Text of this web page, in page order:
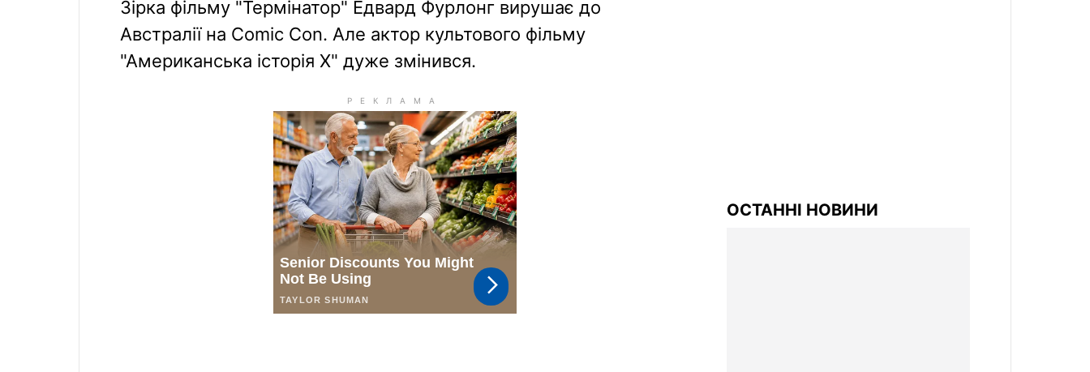
Зірка фільму "Термінатор" Едвард Фурлонг вирушає до
Австралії на Comic Con. Але актор культового фільму
"Американська історія Х" дуже змінився.
ОСТАННІ НОВИНИ